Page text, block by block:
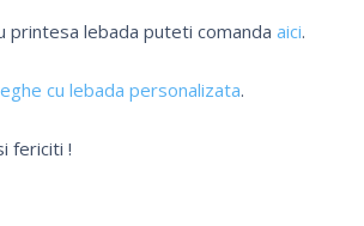
printesa lebada puteti comanda aici.
cu lebada personalizata.
fericiti !